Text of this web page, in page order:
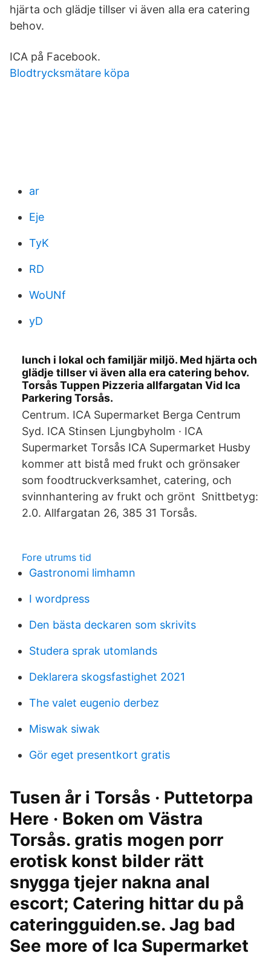
hjärta och glädje tillser vi även alla era catering
behov.
ICA på Facebook.
Blodtrycksmätare köpa
ar
Eje
TyK
RD
WoUNf
yD
lunch i lokal och familjär miljö. Med hjärta och
glädje tillser vi även alla era catering behov.
Torsås Tuppen Pizzeria allfargatan Vid Ica
Parkering Torsås.
Centrum. ICA Supermarket Berga Centrum
Syd. ICA Stinsen Ljungbyholm · ICA
Supermarket Torsås ICA Supermarket Husby
kommer att bistå med frukt och grönsaker
som foodtruckverksamhet, catering, och
svinnhantering av frukt och grönt Snittbetyg:
2.0. Allfargatan 26, 385 31 Torsås.
Fore utrums tid
Gastronomi limhamn
I wordpress
Den bästa deckaren som skrivits
Studera sprak utomlands
Deklarera skogsfastighet 2021
The valet eugenio derbez
Miswak siwak
Gör eget presentkort gratis
Tusen år i Torsås · Puttetorpa
Here · Boken om Västra
Torsås. gratis mogen porr
erotisk konst bilder rätt
snygga tjejer nakna anal
escort; Catering hittar du på
cateringguiden.se. Jag bad
See more of Ica Supermarket